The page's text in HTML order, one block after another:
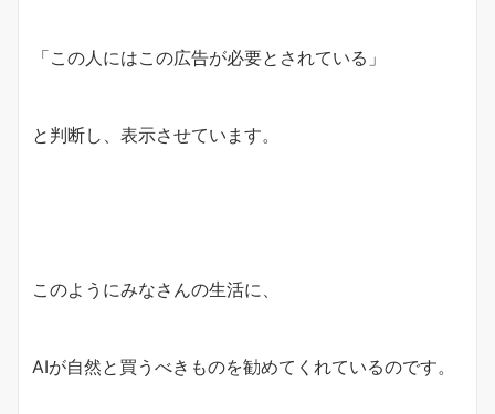
「この人にはこの広告が必要とされている」
と判断し、表示させています。
このようにみなさんの生活に、
AIが自然と買うべきものを勧めてくれているのです。